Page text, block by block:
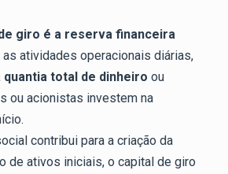
giro é a reserva financeira
as atividades operacionais diárias,
total de dinheiro ou
ou acionistas investem na
contribui para a criação da
de ativos iniciais, o capital de giro